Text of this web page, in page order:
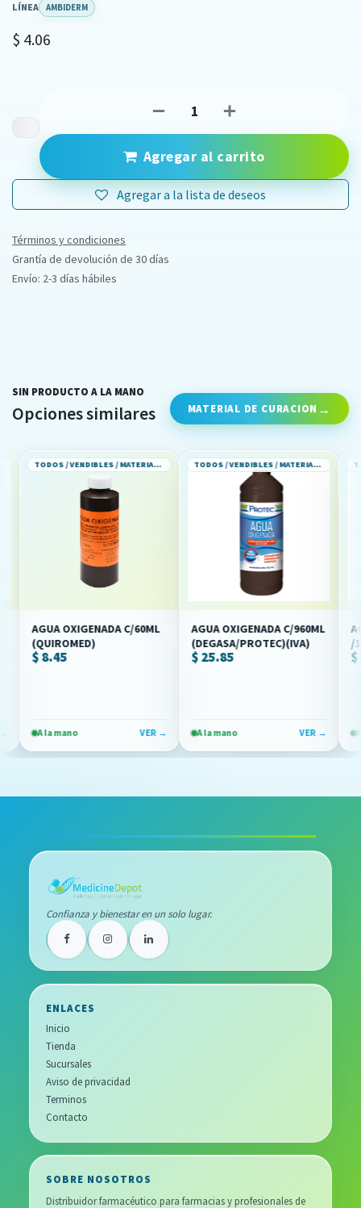
LÍNEA AMBIDERM
$ 4.06
Agregar al carrito
Agregar a la lista de deseos
Términos y condiciones
Grantía de devolución de 30 días
Envío: 2-3 días hábiles
SIN PRODUCTO A LA MANO
Opciones similares MATERIAL DE CURACION
TODOS / VENDIBLES / MATERIAL DE CURACION
AGUA OXIGENADA C/60ML
(QUIROMED)
$ 8.45
A la mano VER →
TODOS / VENDIBLES / MATERIAL DE CURACION
AGUA OXIGENADA C/960ML
(DEGASA/PROTEC)(IVA)
$ 25.85
A la mano VER →
/
$ 8.35
A la
Confianza y bienestar en un solo lugar.
ENLACES
Inicio
Tienda
Sucursales
Aviso de privacidad
Terminos
Contacto
SOBRE NOSOTROS
Distribuidor farmacéutico para farmacias y profesionales de